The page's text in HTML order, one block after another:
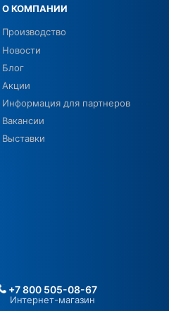
О КОМПАНИИ
Производство
Новости
Блог
Акции
Информация для партнеров
Вакансии
Выставки
+7 800 505-08-67
Интернет-магазин